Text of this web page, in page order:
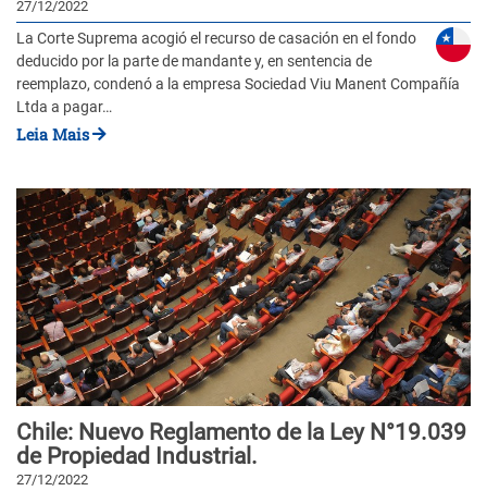
27/12/2022
La Corte Suprema acogió el recurso de casación en el fondo
deducido por la parte de mandante y, en sentencia de
reemplazo, condenó a la empresa Sociedad Viu Manent Compañía
Ltda a pagar…
Leia Mais
Chile: Nuevo Reglamento de la Ley N°19.039
de Propiedad Industrial.
27/12/2022